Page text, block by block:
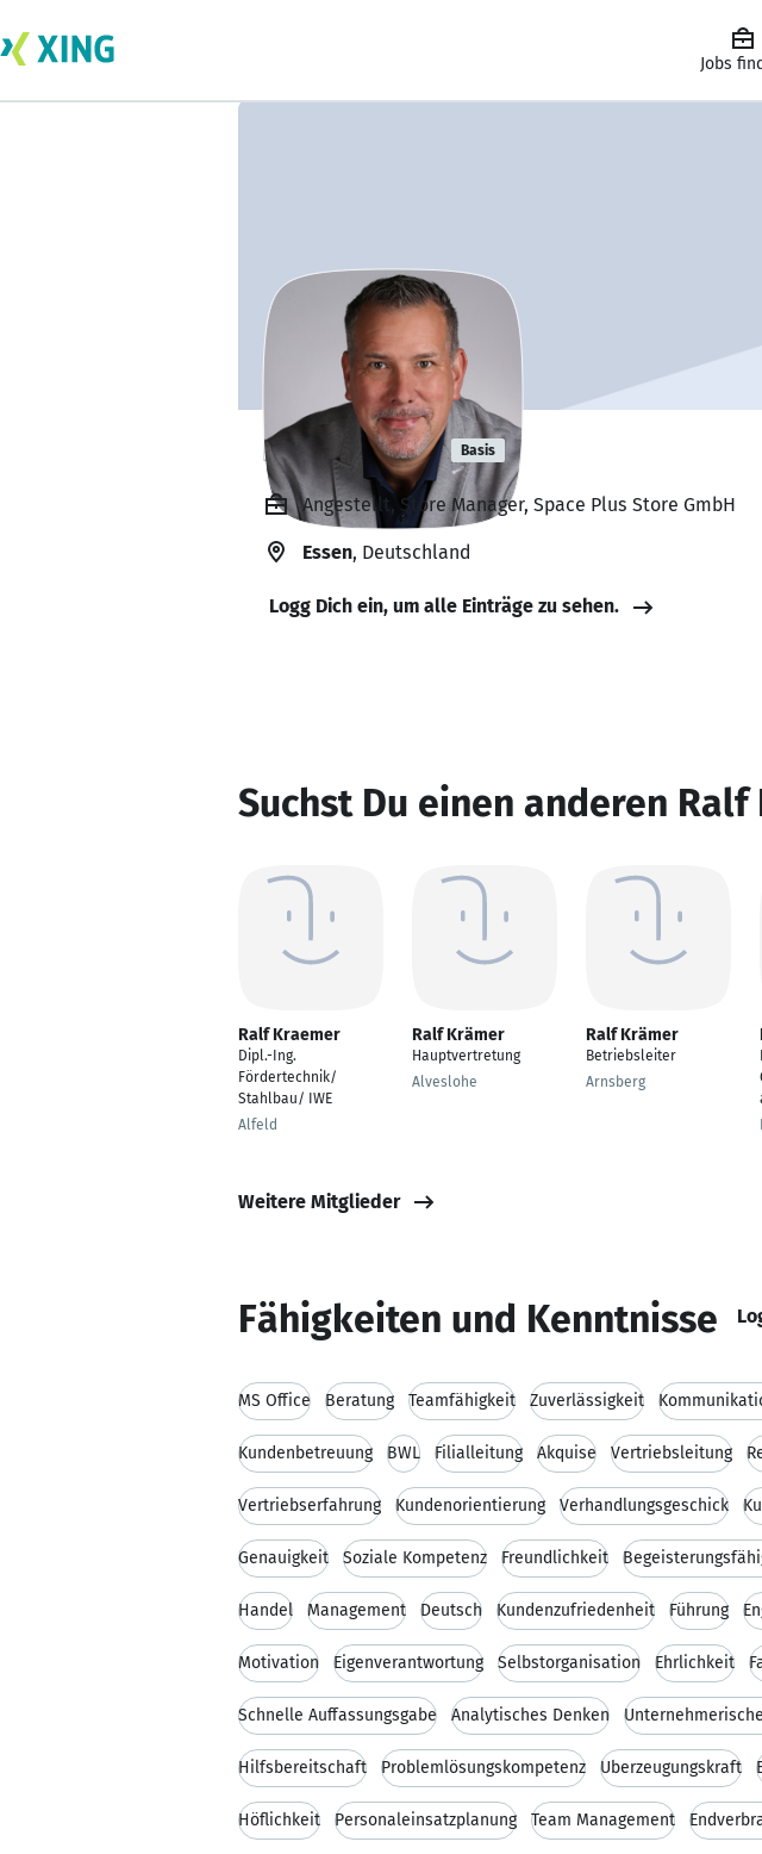
Jobs
Ralf Krämer Basis
Angestellt, Store Manager, Space Plus Store GmbH
Essen, Deutschland
Logg Dich ein, um alle Einträge zu sehen.
Suchst Du einen anderen Ralf
Ralf Kraemer
Dipl.-Ing.
Fördertechnik/
Stahlbau/ IWE
Alfeld
Ralf Krämer
Hauptvertretung
Alveslohe
Ralf Krämer
Betriebsleiter
Arnsberg
Weitere Mitglieder
Fähigkeiten und Kenntnisse
MS Office Beratung Teamfähigkeit Zuverlässigkeit
Kundenbetreuung BWL Filialleitung Akquise Vertriebsleitung
Vertriebserfahrung Kundenorientierung Verhandlungsgeschick
Genauigkeit Soziale Kompetenz Freundlichkeit
Handel Management Deutsch Kundenzufriedenheit Führung
Motivation Eigenverantwortung Selbstorganisation Ehrlichkeit
Schnelle Auffassungsgabe Analytisches Denken
Hilfsbereitschaft Problemlösungskompetenz Überzeugungskraft
Höflichkeit Personaleinsatzplanung Team Management